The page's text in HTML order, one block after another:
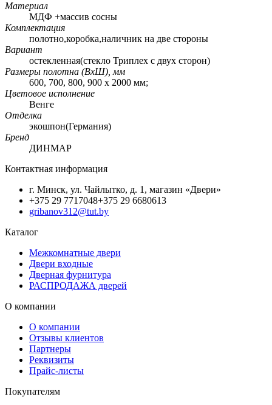
Материал
МДФ +массив сосны
Комплектация
полотно,коробка,наличник на две стороны
Вариант
остекленная(стекло Триплех с двух сторон)
Размеры полотна (ВхШ), мм
600, 700, 800, 900 х 2000 мм;
Цветовое исполнение
Венге
Отделка
экошпон(Германия)
Бренд
ДИНМАР
Контактная информация
г. Минск, ул. Чайлытко, д. 1, магазин «Двери»
+375 29 7717048+375 29 6680613
gribanov312@tut.by
Каталог
Межкомнатные двери
Двери входные
Дверная фурнитура
РАСПРОДАЖА дверей
О компании
О компании
Отзывы клиентов
Партнеры
Реквизиты
Прайс-листы
Покупателям